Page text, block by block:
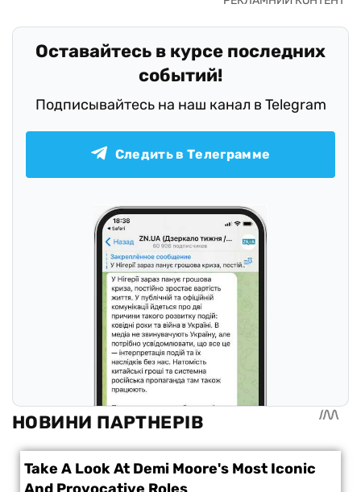
Оставайтесь в курсе последних
событий!
Подписывайтесь на наш канал в Telegram
Следить в Телеграмме